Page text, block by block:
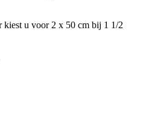
kiest u voor 2 x 50 cm bij 1 1/2